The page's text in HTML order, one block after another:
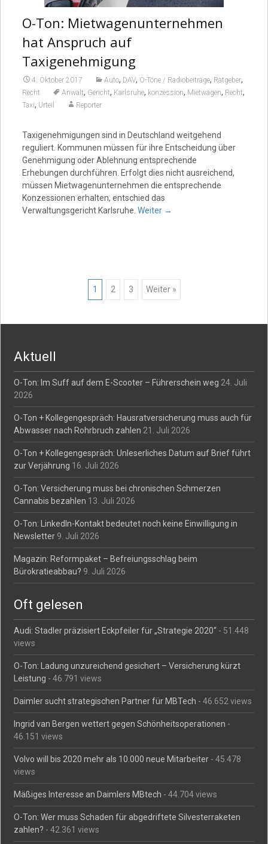
O-Ton: Mietwagenunternehmen
hat Anspruch auf
Taxigenehmigung
4. Oktober 2017 Auto, DAV, O-Töne / Radiobeiträge, Ratgeber,
Recht Anwalt, Gericht, Karlsruhe, konzession, Mietwagen, Recht,
Taxi, Urteil Reporter
Taxigenehmigungen sind in Deutschland weitgehend
reguliert. Kommunen müssen für ihre Entscheidung über
Genehmigung oder Ablehnung entsprechende
Erhebungen durchführen. Erfolgt dies nicht ausreichend,
müssen Mietwagenunternehmen die entsprechende
Konzessionen erhalten, entschied das
Verwaltungsgericht Karlsruhe. Weiter →
navigation
1 2 3 Weiter »
Aktuell
O-Ton: Im Suff auf dem E-Scooter – Führerschein weg 24. Juli
2026
O-Ton + Kollegengespräch: Hausratversicherung muss auch für
Abwasser nach Rohrbruch zahlen 21. Juli 2026
O-Ton + Kollegengespräch: Unleserliches Datum auf Brief führt
zur Verjährung 16. Juli 2026
O-Ton: Versicherung muss bei chronischen Schmerzen
Cannabis bezahlen 13. Juli 2026
O-Ton: LinkedIn-Kontakt bedeutet noch keine Einwilligung in
Newsletter 9. Juli 2026
Magazin: Reformpaket – Befreiungsschlag beim
Bürokratieabbau? 9. Juli 2026
Oft gelesen
Audi: Stadler präzisiert Eckpfeiler für „Strategie 2020“ - 51.448
views
O-Ton: Ladung unzureichend gesichert – Versicherung kürzt
Leistung - 46.791 views
Daimler sucht strategischen Partner für MBTech - 46.652 views
Ingrid van Bergen wettert gegen Schönheitsoperationen -
46.151 views
Volvo will bis 2020 mehr als 10.000 neue Mitarbeiter - 45.478
views
Mäßiges Interesse an Daimlers MBtech - 44.704 views
O-Ton: Wer muss Schaden für abgedriftete Silvesterraketen
zahlen? - 42.361 views